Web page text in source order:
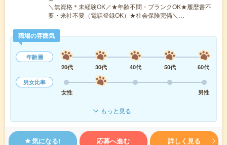
＼無資格＊未経験OK／★年齢不問・ブランクOK★履歴書不
要・来社不要（電話登録OK）★社会保険完備＼…
職場の雰囲気
年齢層
20代
30代 40代 50代
60代
男女比率
女性
男性
もっと見る
気になる! 応募へ進む 詳しく見る